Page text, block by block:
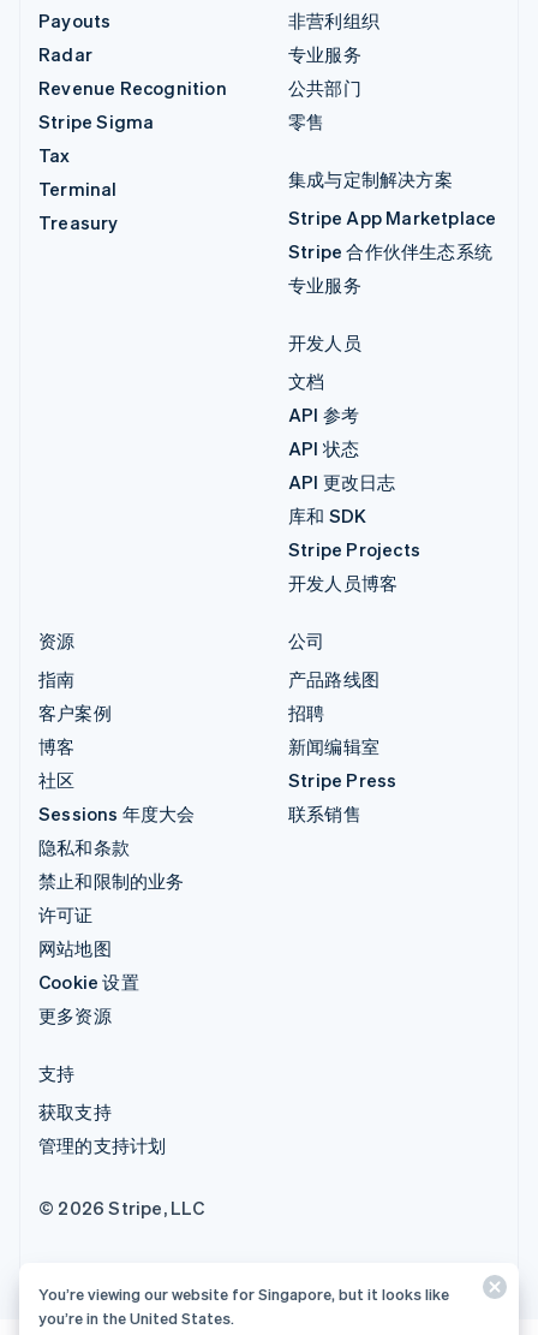
Payouts
Radar
Revenue Recognition
Stripe Sigma
Tax
Terminal
Treasury
非营利组织
专业服务
公共部门
零售
集成与定制解决方案
Stripe App Marketplace
Stripe 合作伙伴生态系统
专业服务
开发人员
文档
API 参考
API 状态
API 更改日志
库和 SDK
Stripe Projects
开发人员博客
资源
指南
客户案例
博客
社区
Sessions 年度大会
隐私和条款
禁止和限制的业务
许可证
网站地图
Cookie 设置
更多资源
公司
产品路线图
招聘
新闻编辑室
Stripe Press
联系销售
支持
获取支持
管理的支持计划
© 2026 Stripe, LLC
You’re viewing our website for Singapore, but it looks like
you’re in the United States.